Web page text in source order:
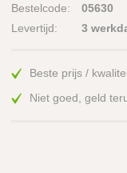
Bestelcode:
05630
Levertijd:
3
Beste prijs /
Niet goed, geld